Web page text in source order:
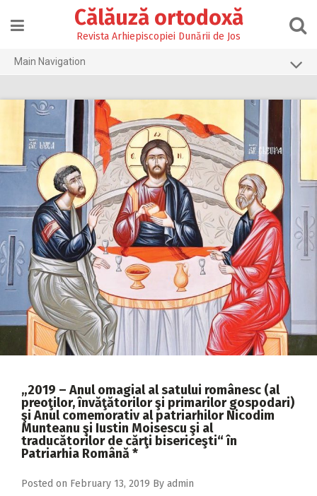
content
Călăuză ortodoxă
Revista Arhiepiscopiei Dunării de Jos
Main Navigation
2026
2025
2024
2022
2021
2020
2019
2018
2017
2015
2014
2013
2012
„2019 – Anul omagial al satului românesc (al
preoţilor, învăţătorilor şi primarilor gospodari)
şi Anul comemorativ al patriarhilor Nicodim
Munteanu şi Iustin Moisescu şi al
traducătorilor de cărţi bisericeşti“ în
Patriarhia Română *
Posted on February 13, 2019 By admin